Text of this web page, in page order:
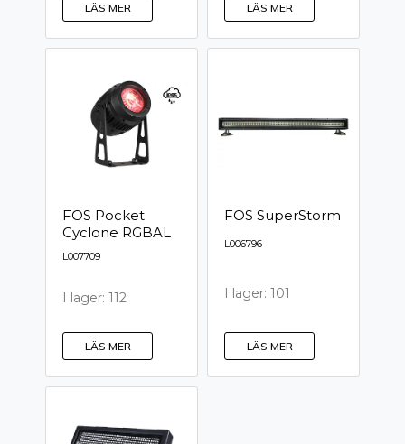
LÄS MER LÄS MER
FOS Pocket
Cyclone RGBAL
L007709
I lager: 112
LÄS MER
FOS SuperStorm
L006796
I lager: 101
LÄS MER